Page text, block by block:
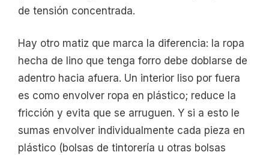
de tensión concentrada.
Hay otro matiz que marca la diferencia: la ropa
hecha de lino que tenga forro debe doblarse de
adentro hacia afuera. Un interior liso por fuera
es como envolver ropa en plástico; reduce la
fricción y evita que se arruguen. Y si a esto le
sumas envolver individualmente cada pieza en
plástico (bolsas de tintorería u otras bolsas